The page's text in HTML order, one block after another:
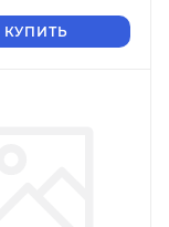
КУПИТЬ